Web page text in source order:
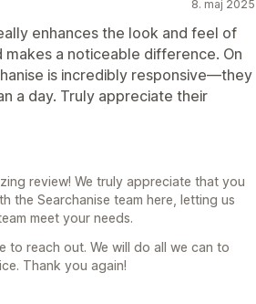
8. maj 2025
enhances the look and feel of
makes a noticeable difference. On
is incredibly responsive—they
a day. Truly appreciate their
review! We truly appreciate that you
the Searchanise team here, letting us
meet your needs.
to reach out. We will do all we can to
Thank you again!